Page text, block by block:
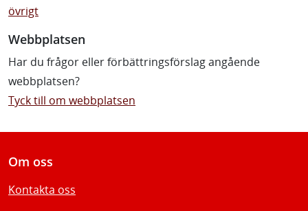
övrigt
Webbplatsen
Har du frågor eller förbättringsförslag angående
webbplatsen?
Tyck till om webbplatsen
Om oss
Kontakta oss